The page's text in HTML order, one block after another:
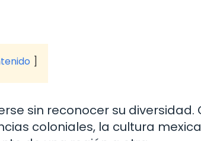
sin reconocer su diversidad.
coloniales, la cultura